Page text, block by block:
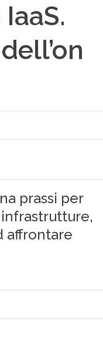
prassi per
affrontare